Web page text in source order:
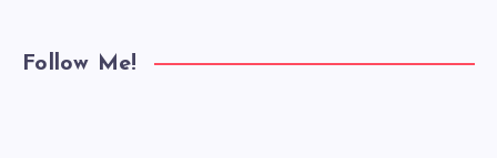
Follow Me!